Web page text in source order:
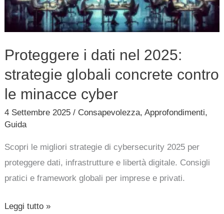
Proteggere i dati nel 2025:
strategie globali concrete contro
le minacce cyber
4 Settembre 2025/ Consapevolezza,Approfondimenti,
Guida
Scopri le migliori strategie di cybersecurity 2025 per
proteggere dati, infrastrutture e libertà digitale. Consigli
pratici e framework globali per imprese e privati.
globali
concrete
le
minacce
cyber
Leggi tutto »